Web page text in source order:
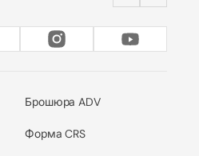
Брошюра ADV
Форма CRS